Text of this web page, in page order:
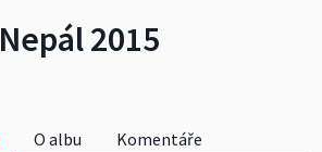
Nepál 2015
O albu Komentáře